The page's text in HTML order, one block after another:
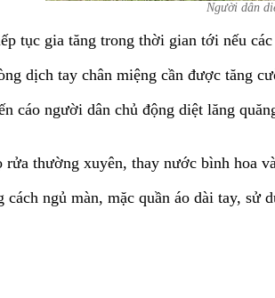
Người dân
tục gia tăng trong thời gian tới nếu
dịch tay chân miệng cần được tăng
cáo người dân chủ động diệt lăng
thường xuyên, thay nước bình hoa
ngủ màn, mặc quần áo dài tay,